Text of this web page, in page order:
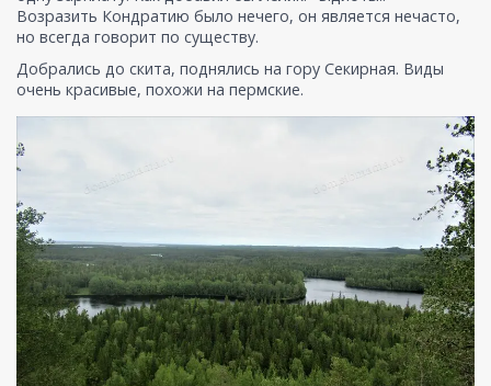
Возразить Кондратию было нечего, он является нечасто,
но всегда говорит по существу.
Добрались до скита, поднялись на гору Секирная. Виды
очень красивые, похожи на пермские.